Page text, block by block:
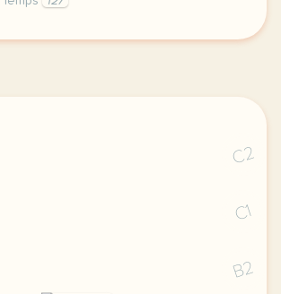
votre vie privee est une priorite
C2
C1
B2